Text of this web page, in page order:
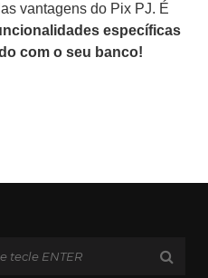
vantagens do Pix PJ. É
específicas
com o seu banco!